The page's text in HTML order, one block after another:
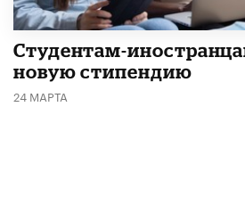
Студентам-
новую стипендию
24 МАРТА